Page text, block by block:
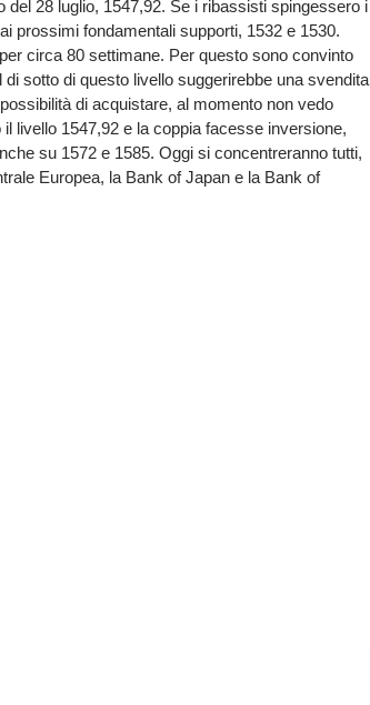
28 luglio, 1547,92. Se i ribassisti spingessero i
prossimi fondamentali supporti, 1532 e 1530.
circa 80 settimane. Per questo sono convinto
sotto di questo livello suggerirebbe una svendita
di acquistare, al momento non vedo
livello 1547,92 e la coppia facesse inversione,
su 1572 e 1585. Oggi si concentreranno tutti,
Europea, la Bank of Japan e la Bank of